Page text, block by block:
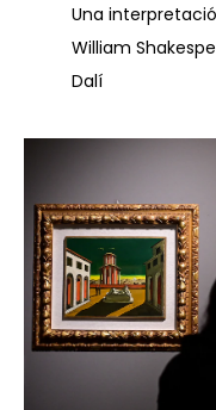
Una
William
Dalí